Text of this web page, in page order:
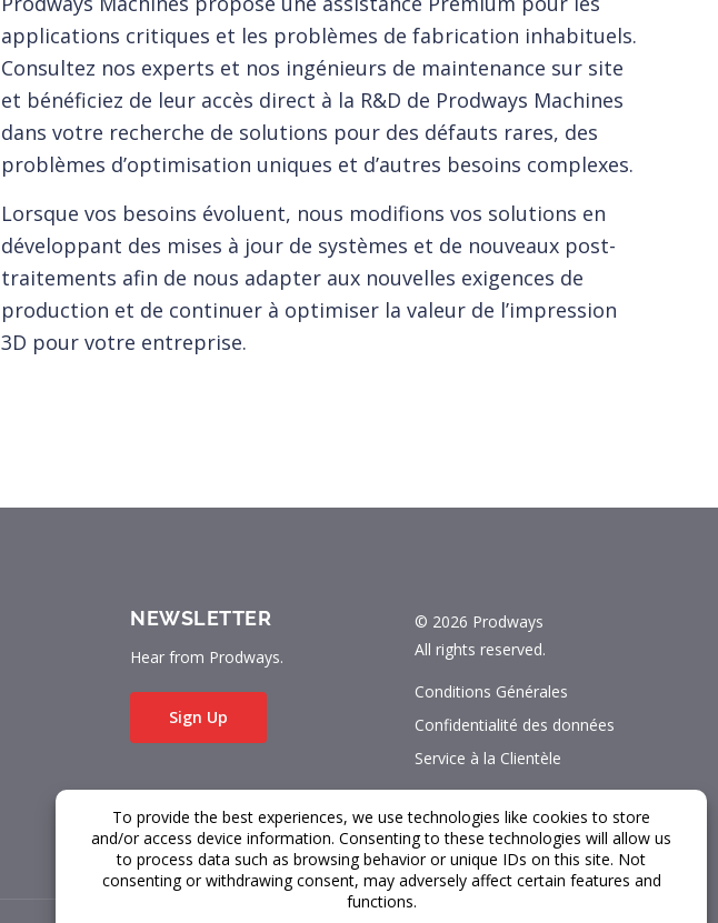
applications critiques et les problèmes de fabrication inhabituels.
Consultez nos experts et nos ingénieurs de maintenance sur site
et bénéficiez de leur accès direct à la R&D de Prodways Machines
dans votre recherche de solutions pour des défauts rares, des
problèmes d’optimisation uniques et d’autres besoins complexes.
Lorsque vos besoins évoluent, nous modifions vos solutions en
développant des mises à jour de systèmes et de nouveaux post-
traitements afin de nous adapter aux nouvelles exigences de
production et de continuer à optimiser la valeur de l’impression
3D pour votre entreprise.
NEWSLETTER
Hear from Prodways.
Sign Up
© 2026 Prodways
All rights reserved.
Conditions Générales
Confidentialité des données
Service à la Clientèle